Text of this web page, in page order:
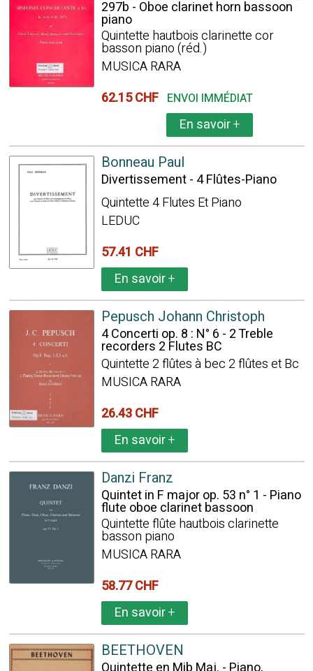
297b - Oboe clarinet horn bassoon
piano
Quintette hautbois clarinette cor
basson piano (réd.)
MUSICA RARA
62.15 CHF ENVOI IMMÉDIAT
En savoir+
Bonneau Paul
Divertissement - 4 Flûtes-Piano
Quintette 4 Flutes Et Piano
LEDUC
57.41 CHF
En savoir+
Pepusch Johann Christoph
4 Concerti op. 8 : N° 6 - 2 Treble
recorders 2 Flutes BC
Quintette 2 flûtes à bec 2 flûtes et Bc
MUSICA RARA
26.43 CHF
En savoir+
Danzi Franz
Quintet in F major op. 53 n° 1 - Piano
flute oboe clarinet bassoon
Quintette flûte hautbois clarinette
basson piano
MUSICA RARA
58.77 CHF
En savoir+
BEETHOVEN